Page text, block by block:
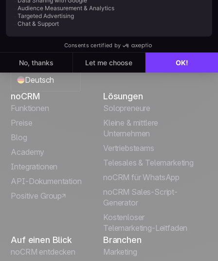
3 avenue Antoine Pinay,
ZA des 4 vents
59510 HEM - FRANCE
Deutsch
English
Español
Português
Italiano
noCRM
Funktionen
Preise
Blog
Academy
Integrationen
API-Dokumentation
Positive Group
Lösungen
Solopreneure
Kleine & mittlere
Unternehmen
Vertriebsteams
Telesales & Telemarketing
noCRM für WhatsApp
noCRM Sales-Script-
Generator
Kostenloser
Telemarketing-Leitfaden
Auf einen Blick
noCRM entdecken
Branchen
Marketing